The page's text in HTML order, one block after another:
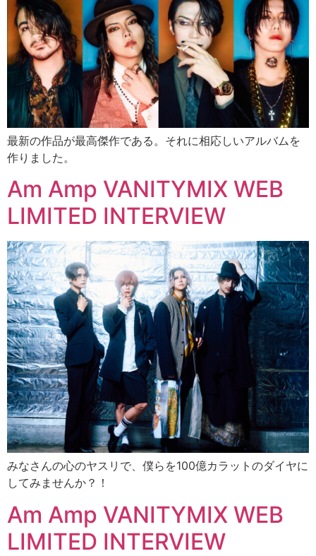
最新の作品が最高傑作である。それに相応しいアルバムを
作りました。
Am Amp VANITYMIX WEB
LIMITED INTERVIEW
みなさんの心のヤスリで、僕らを100億カラットのダイヤに
してみませんか？！
Am Amp VANITYMIX WEB
LIMITED INTERVIEW